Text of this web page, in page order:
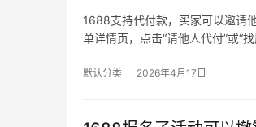
1688支持代付款，买家可以邀请
单详情页，点击“请他人代付”或“
默认分类 2026年4月17日